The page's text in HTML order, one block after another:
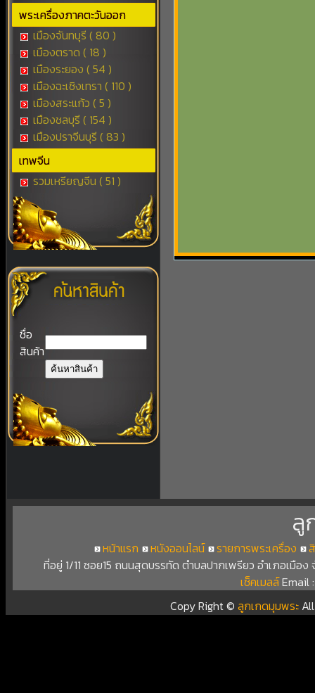
พระเครื่องภาคตะวันออก
เมืองจันทบุรี ( 80 )
เมืองตราด ( 18 )
เมืองระยอง ( 54 )
เมืองฉะเชิงเทรา ( 110 )
เมืองสระแก้ว ( 5 )
เมืองชลบุรี ( 154 )
เมืองปราจีนบุรี ( 83 )
เทพจีน
รวมเหรียญจีน ( 51 )
ชื่อ
สินค้า
ลู
หน้าแรก หนังออนไลน์ รายการพระเครื่อง
ที่อยู่ 1/11 ซอย15 ถนนสุดบรรทัด ตำบลปากเพรียว อำเภอเมือ
เช็คเมลล์Email
Copy Right ©ลูกเกดมุมพระ